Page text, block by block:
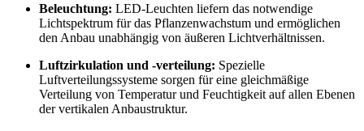
Beleuchtung: LED-Leuchten liefern das notwendige
Lichtspektrum für das Pflanzenwachstum und ermöglichen
den Anbau unabhängig von äußeren Lichtverhältnissen.
Luftzirkulation und -verteilung: Spezielle
Luftverteilungssysteme sorgen für eine gleichmäßige
Verteilung von Temperatur und Feuchtigkeit auf allen Ebenen
der vertikalen Anbaustruktur.